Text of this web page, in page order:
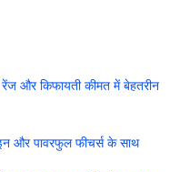
और किफायती कीमत में बेहतरीन
और पावरफुल फीचर्स के साथ